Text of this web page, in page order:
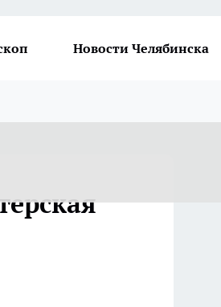
Новости Челябинска